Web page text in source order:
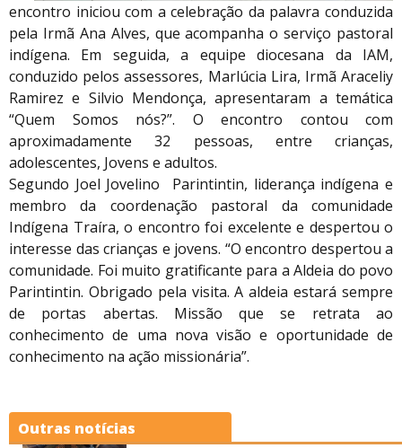
encontro iniciou com a celebração da palavra conduzida
pela Irmã Ana Alves, que acompanha o serviço pastoral
indígena. Em seguida, a equipe diocesana da IAM,
conduzido pelos assessores, Marlúcia Lira, Irmã Araceliy
Ramirez e Silvio Mendonça, apresentaram a temática
“Quem Somos nós?”. O encontro contou com
aproximadamente 32 pessoas, entre crianças,
adolescentes, Jovens e adultos.
Segundo Joel Jovelino Parintintin, liderança indígena e
membro da coordenação pastoral da comunidade
Indígena Traíra, o encontro foi excelente e despertou o
interesse das crianças e jovens. “O encontro despertou a
comunidade. Foi muito gratificante para a Aldeia do povo
Parintintin. Obrigado pela visita. A aldeia estará sempre
de portas abertas. Missão que se retrata ao
conhecimento de uma nova visão e oportunidade de
conhecimento na ação missionária”.
Outras notícias